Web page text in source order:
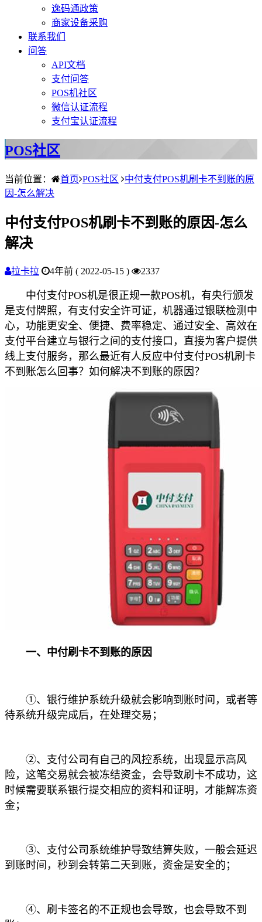
逸码通政策
商家设备采购
联系我们
问答
API文档
支付问答
POS机社区
微信认证流程
支付宝认证流程
POS社区
当前位置： 首页 POS社区
中付支付POS机刷卡不到账的原
因-怎么解决
中付支付POS机刷卡不到账的原因-怎么
解决
拉卡拉 4年前 ( 2022-05-15 ) 2337
中付支付POS机是很正规一款POS机，有央行颁发
是支付牌照，有支付安全许可证，机器通过银联检测中
心，功能更安全、便捷、费率稳定、通过安全、高效在
支付平台建立与银行之间的支付接口，直接为客户提供
线上支付服务，那么最近有人反应中付支付POS机刷卡
不到账怎么回事？如何解决不到账的原因？
一、中付刷卡不到账的原因
①、银行维护系统升级就会影响到账时间，或者等
待系统升级完成后，在处理交易；
②、支付公司有自己的风控系统，出现显示高风
险，这笔交易就会被冻结资金，会导致刷卡不成功，这
时候需要联系银行提交相应的资料和证明，才能解冻资
金；
③、支付公司系统维护导致结算失败，一般会延迟
到账时间，秒到会转第二天到账，资金是安全的；
④、刷卡签名的不正规也会导致，也会导致不到